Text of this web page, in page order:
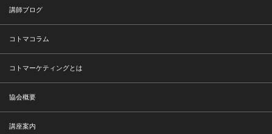
講師ブログ
コトマコラム
コトマーケティングとは
協会概要
講座案内